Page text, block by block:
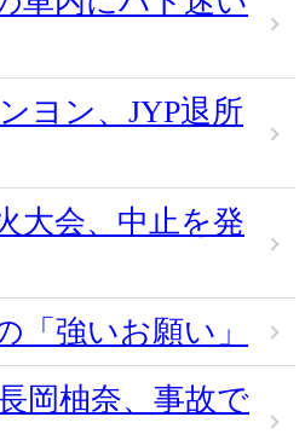
ヨン、JYP退所
大会、中止を発
「強いお願い」
岡柚奈、事故で